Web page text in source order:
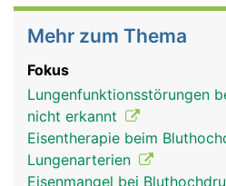
Mehr zum Thema
Fokus
Lungenfunktionsstörungen
nicht erkannt
Eisentherapie beim
Lungenarterien
Eisenmangel bei